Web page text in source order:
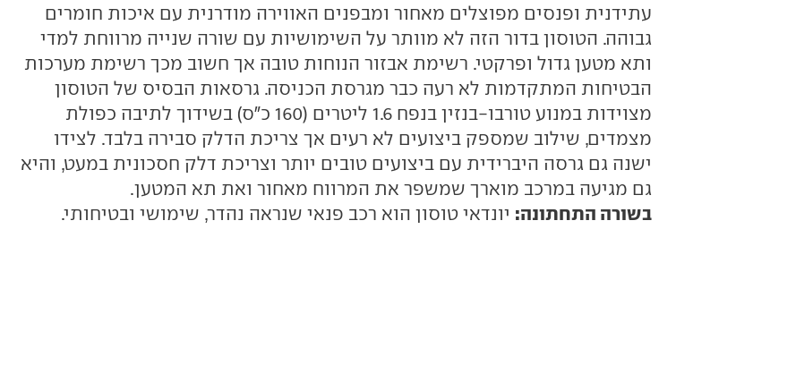
עתידנית ופנסים מפוצלים מאחור ומבפנים האווירה מודרנית עם איכות חומרים
גבוהה. הטוסון בדור הזה לא מוותר על השימושיות עם שורה שנייה מרווחת למדי
ותא מטען גדול ופרקטי. רשימת אבזור הנוחות טובה אך חשוב מכך רשימת מערכות
הבטיחות המתקדמות לא רעה כבר מגרסת הכניסה. גרסאות הבסיס של הטוסון
מצוידות במנוע טורבו-בנזין בנפח 1.6 ליטרים (160 כ"ס) בשידוך לתיבה כפולת
מצמדים, שילוב שמספק ביצועים לא רעים אך צריכת הדלק סבירה בלבד. לצידו
ישנה גם גרסה היברידית עם ביצועים טובים יותר וצריכת דלק חסכונית במעט, והיא
גם מגיעה במרכב מוארך שמשפר את המרווח מאחור ואת תא המטען.
בשורה התחתונה: יונדאי טוסון הוא רכב פנאי שנראה נהדר, שימושי ובטיחותי.